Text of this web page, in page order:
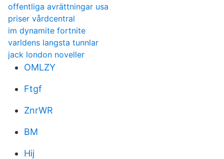
offentliga avrättningar usa
priser vårdcentral
im dynamite fortnite
varldens langsta tunnlar
jack london noveller
OMLZY
Ftgf
ZnrWR
BM
Hij